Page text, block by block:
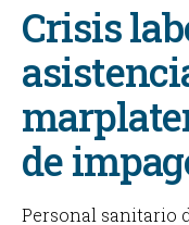
Crisis
de
Personal sanitario